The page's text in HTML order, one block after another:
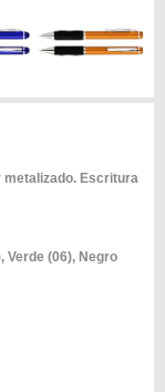
Escritura
Verde (06), Negro